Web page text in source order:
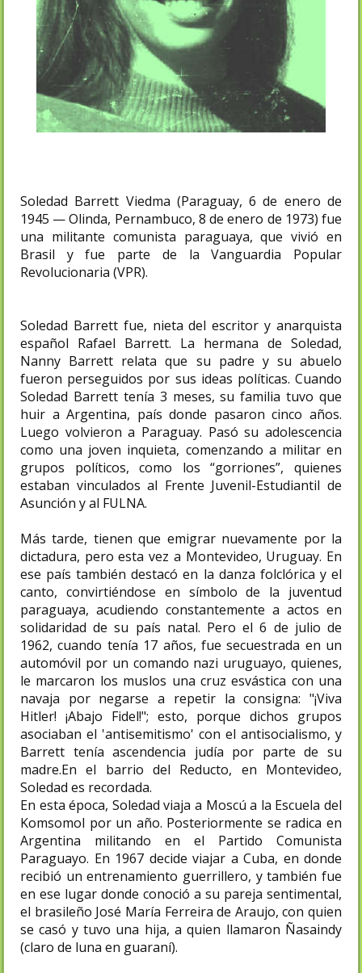
Soledad Barrett Viedma (Paraguay, 6 de enero de
1945 — Olinda, Pernambuco, 8 de enero de 1973​) fue
una militante comunista paraguaya, que vivió en
Brasil y fue parte de la Vanguardia Popular
Revolucionaria (VPR).
Soledad Barrett fue, nieta del escritor y anarquista
español Rafael Barrett. La hermana de Soledad,
Nanny Barrett relata que su padre y su abuelo
fueron perseguidos por sus ideas políticas. Cuando
Soledad Barrett tenía 3 meses, su familia tuvo que
huir a Argentina, país donde pasaron cinco años.
Luego volvieron a Paraguay. Pasó su adolescencia
como una joven inquieta, comenzando a militar en
grupos políticos, como los “gorriones”, quienes
estaban vinculados al Frente Juvenil-Estudiantil de
Asunción y al FULNA.
Más tarde, tienen que emigrar nuevamente por la
dictadura, pero esta vez a Montevideo, Uruguay. En
ese país también destacó en la danza folclórica y el
canto, convirtiéndose en símbolo de la juventud
paraguaya, acudiendo constantemente a actos en
solidaridad de su país natal. Pero el 6 de julio de
1962, cuando tenía 17 años, fue secuestrada en un
automóvil por un comando nazi uruguayo, quienes,
le marcaron los muslos una cruz esvástica con una
navaja por negarse a repetir la consigna: "¡Viva
Hitler! ¡Abajo Fidel!"; esto, porque dichos grupos
asociaban el 'antisemitismo' con el antisocialismo, y
Barrett tenía ascendencia judía por parte de su
madre.En el barrio del Reducto, en Montevideo,
Soledad es recordada.
En esta época, Soledad viaja a Moscú a la Escuela del
Komsomol por un año. Posteriormente se radica en
Argentina militando en el Partido Comunista
Paraguayo. En 1967 decide viajar a Cuba, en donde
recibió un entrenamiento guerrillero, y también fue
en ese lugar donde conoció a su pareja sentimental,
el brasileño José María Ferreira de Araujo, con quien
se casó y tuvo una hija, a quien llamaron Ñasaindy
(claro de luna en guaraní).